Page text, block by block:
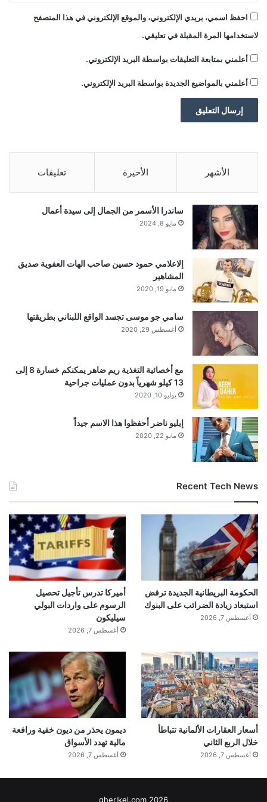
{“@context”:”http:\/\/schema.org”,”@type”
30T12:27:01+02:00″,”datePublished”:”2025-
12-
46\u0627\u0643
\u0627\u062e\u062a\u0644\u0627\u0641
\u0628\u0633\u064a\u0637 \u0641\u064a
\u0648\u062c\u0647\u0627\u062a
\u0627\u0644\u0646\u0638\u0631
\u0645\u0639
\u0646\u062a\u0646\u064a\u0627\u0647\u06
48 \u0628\u0634\u0623\u0646
\u0645\u0644\u0641
\u063a\u0632\u0629″,”name”:”\u0647\u0646
\u0627\u0643
\u0627\u062e\u062a\u0644\u0627\u0641
\u0628\u0633\u064a\u0637 \u0641\u064a
\u0648\u062c\u0647\u0627\u062a
\u0627\u0644\u0646\u0638\u0631
\u0646\u062a\u0646\u064a\u0627\u0647\u06
48 \u0628\u0634\u0623\u0646
\u0645\u0644\u0641
\u063a\u0632\u0629″,”keywords”:”\u0627\u
احفظ اسمي، بريدي الإلكتروني، والموقع الإلكتروني في هذا المتصفح
لاستخدامها المرة المقبلة في تعليقي.
أعلمني بمتابعة التعليقات بواسطة البريد الإلكتروني.
أعلمني بالمواضيع الجديدة بواسطة البريد الإلكتروني.
الأشهر الأخيرة تعليقات
ساندرا الأسمر من الجمال إلى سيدة أعمال
مايو 8, 2024
إلاعلامي حمود حسين صاحب الهات العفوية صديق
المشاهير
مايو 19, 2020
سامي جو موسى تجسد الواقع اللبناني بطريقتها
أغسطس 29, 2020
مع أخصائية التغذية ريم ضاهر يمكنكم خسارة 8 إلى
13 كيلو شهرياً بدون عمليات جراحية
يوليو 10, 2020
إيليو ناضر أحفظوا هذا الاسم جيداً
مايو 22, 2020
Recent Tech News
الحكومة البريطانية الجديدة ترفض
استبعاد زيادة الضرائب على البنوك
أغسطس 7, 2026
أميركا تدرس تأجيل تحصيل
الرسوم على واردات البولي
سيليكون
أغسطس 7, 2026
أسعار العقارات الألمانية تتباطأ
خلال الربع الثاني
أغسطس 7, 2026
ديمون يحذر من ديون خفية ورافعة
مالية تهدد الأسواق
أغسطس 7, 2026
gherlkel.com 2026